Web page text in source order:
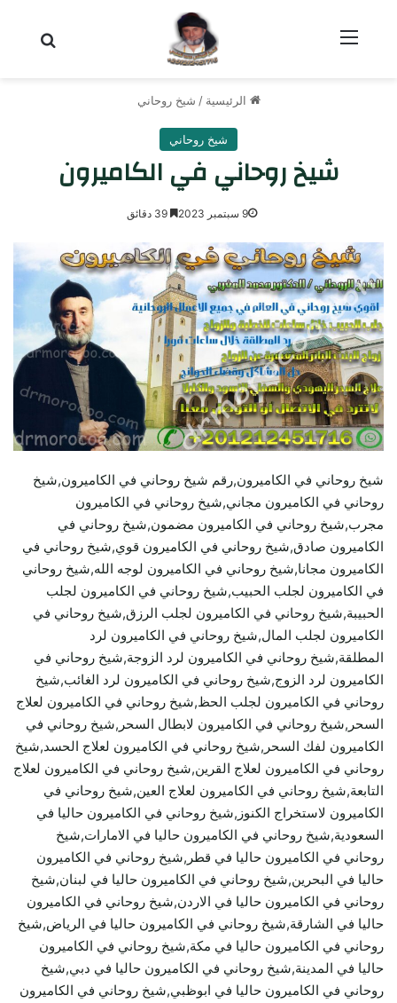
الرئيسية / شيخ روحاني
شيخ روحاني
شيخ روحاني في الكاميرون
9 سبتمبر 2023
شيخ روحاني في الكاميرون,رقم شيخ روحاني في الكاميرون,شيخ
روحاني في الكاميرون مجاني,شيخ روحاني في الكاميرون
مجرب,شيخ روحاني في الكاميرون مضمون,شيخ روحاني في
الكاميرون صادق,شيخ روحاني في الكاميرون قوي,شيخ روحاني في
الكاميرون مجانا,شيخ روحاني في الكاميرون لوجه الله,شيخ روحاني
في الكاميرون لجلب الحبيب,شيخ روحاني في الكاميرون لجلب
الحبيبة,شيخ روحاني في الكاميرون لجلب الرزق,شيخ روحاني في
الكاميرون لجلب المال,شيخ روحاني في الكاميرون لرد
المطلقة,شيخ روحاني في الكاميرون لرد الزوجة,شيخ روحاني في
الكاميرون لرد الزوج,شيخ روحاني في الكاميرون لرد الغائب,شيخ
روحاني في الكاميرون لجلب الحظ,شيخ روحاني في الكاميرون لعلاج
السحر,شيخ روحاني في الكاميرون لابطال السحر,شيخ روحاني في
الكاميرون لفك السحر,شيخ روحاني في الكاميرون لعلاج الحسد,شيخ
روحاني في الكاميرون لعلاج القرين,شيخ روحاني في الكاميرون لعلاج
التابعة,شيخ روحاني في الكاميرون لعلاج العين,شيخ روحاني في
الكاميرون لاستخراج الكنوز,شيخ روحاني في الكاميرون حاليا في
السعودية,شيخ روحاني في الكاميرون حاليا في الامارات,شيخ
روحاني في الكاميرون حاليا في قطر,شيخ روحاني في الكاميرون
حاليا في البحرين,شيخ روحاني في الكاميرون حاليا في لبنان,شيخ
روحاني في الكاميرون حاليا في الاردن,شيخ روحاني في الكاميرون
حاليا في الشارقة,شيخ روحاني في الكاميرون حاليا في الرياض,شيخ
روحاني في الكاميرون حاليا في مكة,شيخ روحاني في الكاميرون
حاليا في المدينة,شيخ روحاني في الكاميرون حاليا في دبي,شيخ
روحاني في الكاميرون حاليا في ابوظبي,شيخ روحاني في الكاميرون